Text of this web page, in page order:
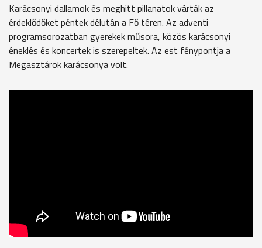
Karácsonyi dallamok és meghitt pillanatok várták az
érdeklődőket péntek délután a Fő téren. Az adventi
programsorozatban gyerekek műsora, közös karácsonyi
éneklés és koncertek is szerepeltek. Az est fénypontja a
Megasztárok karácsonya volt.